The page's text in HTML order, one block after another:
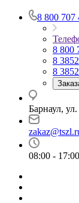
8 800 707
8 800
8
8
Барнаул,
08:00 - 17:00